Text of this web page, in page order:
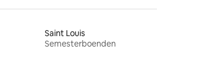
Saint Louis
Semesterboenden